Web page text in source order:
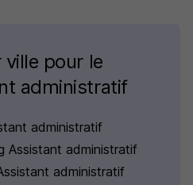
pour le
administratif
administratif
Assistant administratif
administratif